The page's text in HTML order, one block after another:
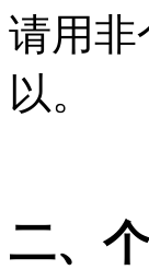
请用非
以。
二、